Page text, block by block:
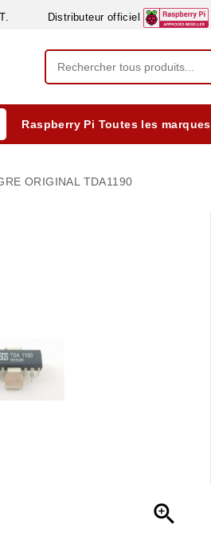
Distributeur officiel
Raspberry Pi Toutes les marques
ORIGINAL TDA1190
